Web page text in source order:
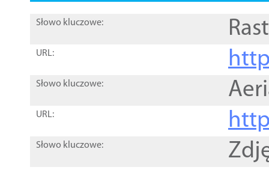
Słowo kluczowe:
URL:
Słowo kluczowe:
URL:
Słowo kluczowe: